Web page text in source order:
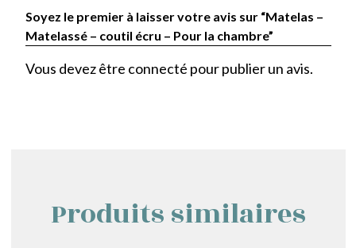
Soyez le premier à laisser votre avis sur “Matelas –
Matelassé – coutil écru – Pour la chambre”
Vous devez être connecté pour publier un avis.
Produits similaires